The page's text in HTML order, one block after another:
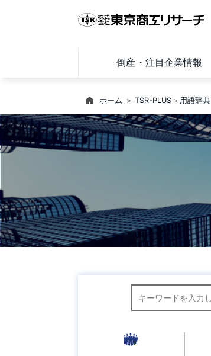
倒産・注目企業情報
ホーム TSR-PLUS 用語辞典
キーワード検索